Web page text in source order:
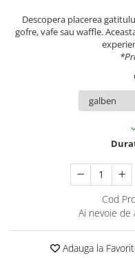
Descopera placerea
gofre, vafe sau waffle.
Cod
Ai nevoie de
Adauga la